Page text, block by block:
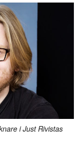
i Just Rivistas